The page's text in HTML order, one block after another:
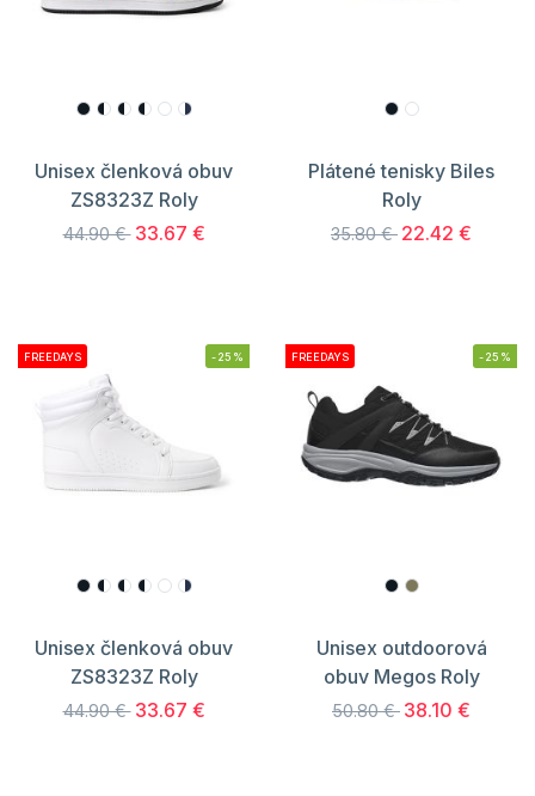
Unisex členková obuv
ZS8323Z Roly
44.90 € 33.67 €
Plátené tenisky Biles
Roly
35.80 € 22.42 €
FREEDAYS -25%
Unisex členková obuv
ZS8323Z Roly
44.90 € 33.67 €
FREEDAYS -25%
Unisex outdoorová
obuv Megos Roly
50.80 € 38.10 €